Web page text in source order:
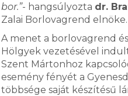
bor.”- hangsúlyozta dr.
Zalai Borlovagrend elnöke.
A menet a borlovagrend
Hölgyek vezetésével
Szent Mártonhoz
esemény fényét a
többsége saját készítésű